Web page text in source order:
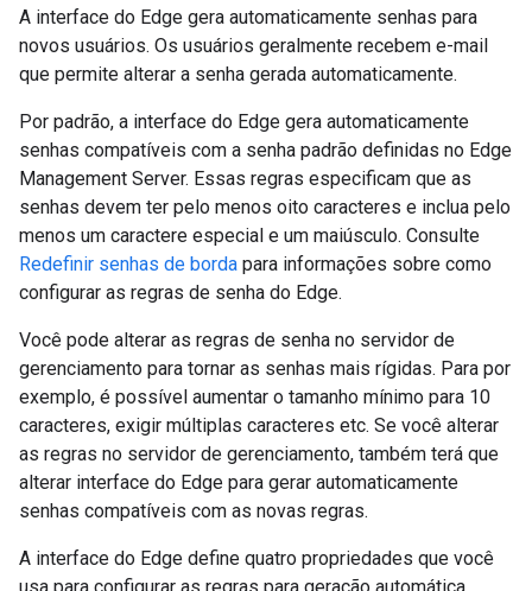
A interface do Edge gera automaticamente senhas para
novos usuários. Os usuários geralmente recebem e-mail
que permite alterar a senha gerada automaticamente.
Por padrão, a interface do Edge gera automaticamente
senhas compatíveis com a senha padrão definidas no Edge
Management Server. Essas regras especificam que as
senhas devem ter pelo menos oito caracteres e inclua pelo
menos um caractere especial e um maiúsculo. Consulte
Redefinir senhas de borda para informações sobre como
configurar as regras de senha do Edge.
Você pode alterar as regras de senha no servidor de
gerenciamento para tornar as senhas mais rígidas. Para por
exemplo, é possível aumentar o tamanho mínimo para 10
caracteres, exigir múltiplas caracteres etc. Se você alterar
as regras no servidor de gerenciamento, também terá que
alterar interface do Edge para gerar automaticamente
senhas compatíveis com as novas regras.
A interface do Edge define quatro propriedades que você